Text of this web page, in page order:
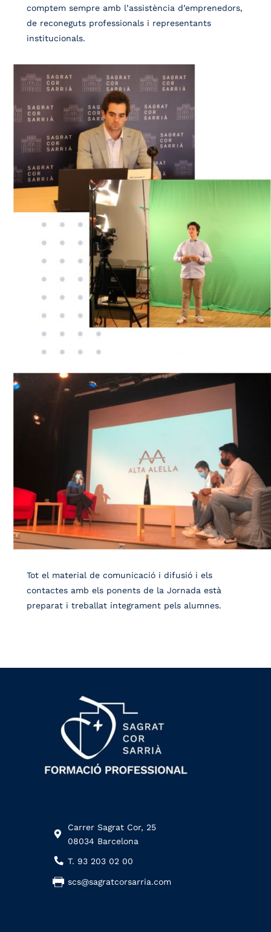
comptem sempre amb l’assistència d’emprenedors,
de reconeguts professionals i representants
institucionals.
Tot el material de comunicació i difusió i els
contactes amb els ponents de la Jornada està
preparat i treballat íntegrament pels alumnes.
Carrer Sagrat Cor, 25
08034 Barcelona
T. 93 203 02 00
scs@sagratcorsarria.com